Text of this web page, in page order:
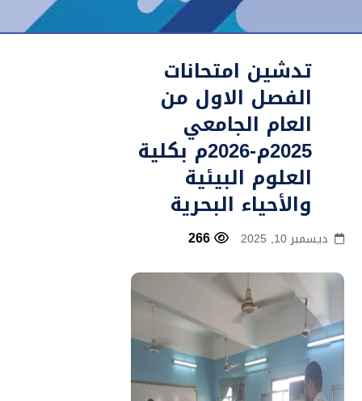
تدشين امتحانات
الفصل الاول من
العام الجامعي
2025م-2026م بكلية
العلوم البيئية
والأحياء البحرية
ديسمبر 10, 2025 266